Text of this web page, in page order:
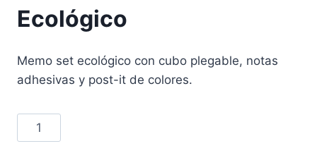
Ecológico
Memo set ecológico con cubo plegable, notas
adhesivas y post-it de colores.